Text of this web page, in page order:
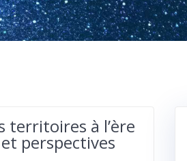
territoires à l’ère
perspectives